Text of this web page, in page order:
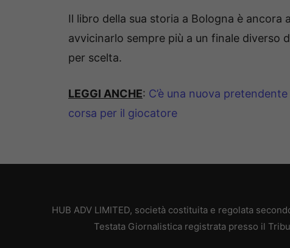
Il libro della sua storia a Bologna è
avvicinarlo sempre più a un finale diverso
per scelta.
LEGGI ANCHE: C’è una nuova
corsa per il giocatore
HUB ADV LIMITED, società costituita e regolata
Testata Giornalistica registrata presso il